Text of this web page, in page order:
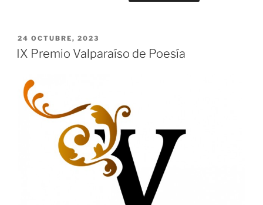
PUBLICADO
EL
24 OCTUBRE, 2023
IX Premio Valparaíso de Poesía